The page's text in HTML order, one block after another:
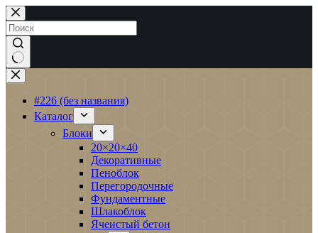
Перейти
к
сути
Ничего
не
найдено#226 (без названия)
Каталог
Блоки
20×20×40
Декоративные
Пеноблок
Перегородочные
Фундаментные
Шлакоблок
Ячеистый бетон